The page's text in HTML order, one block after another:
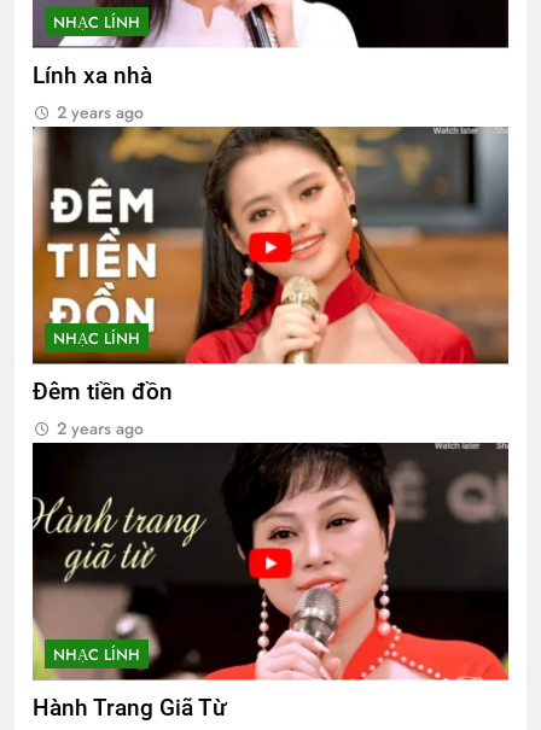
NHẠC LÍNH
Lính xa nhà
2 years ago
NHẠC LÍNH
Đêm tiền đồn
2 years ago
NHẠC LÍNH
Hành Trang Giã Từ